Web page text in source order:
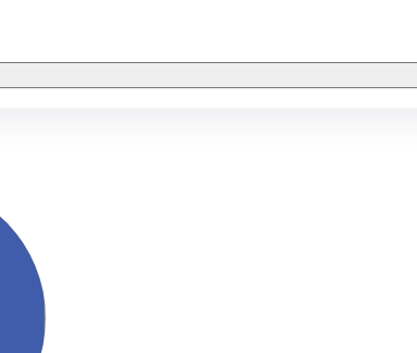
ЕЛЕКТРОННІ КНИГИ
КНИГА В КОМПЛЕКТІ